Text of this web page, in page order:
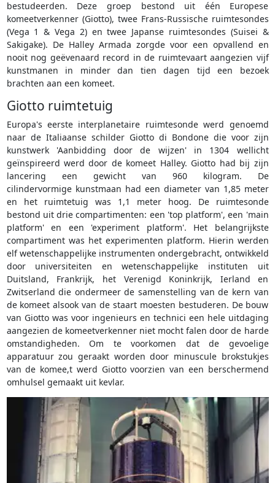
bestudeerden. Deze groep bestond uit één Europese
komeetverkenner (Giotto), twee Frans-Russische ruimtesondes
(Vega 1 & Vega 2) en twee Japanse ruimtesondes (Suisei &
Sakigake). De Halley Armada zorgde voor een opvallend en
nooit nog geëvenaard record in de ruimtevaart aangezien vijf
kunstmanen in minder dan tien dagen tijd een bezoek
brachten aan een komeet.
Giotto ruimtetuig
Europa's eerste interplanetaire ruimtesonde werd genoemd
naar de Italiaanse schilder Giotto di Bondone die voor zijn
kunstwerk 'Aanbidding door de wijzen' in 1304 wellicht
geïnspireerd werd door de komeet Halley. Giotto had bij zijn
lancering een gewicht van 960 kilogram. De
cilindervormige kunstmaan had een diameter van 1,85 meter
en het ruimtetuig was 1,1 meter hoog. De ruimtesonde
bestond uit drie compartimenten: een 'top platform', een 'main
platform' en een 'experiment platform'. Het belangrijkste
compartiment was het experimenten platform. Hierin werden
elf wetenschappelijke instrumenten ondergebracht, ontwikkeld
door universiteiten en wetenschappelijke instituten uit
Duitsland, Frankrijk, het Verenigd Koninkrijk, Ierland en
Zwitserland die ondermeer de samenstelling van de kern van
de komeet alsook van de staart moesten bestuderen. De bouw
van Giotto was voor ingenieurs en technici een hele uitdaging
aangezien de komeetverkenner niet mocht falen door de harde
omstandigheden. Om te voorkomen dat de gevoelige
apparatuur zou geraakt worden door minuscule brokstukjes
van de komee,t werd Giotto voorzien van een berschermend
omhulsel gemaakt uit kevlar.